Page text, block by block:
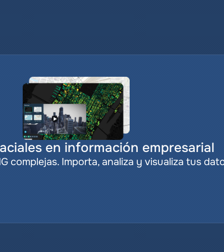
en información empresarial
complejas. Importa, analiza y visualiza tus